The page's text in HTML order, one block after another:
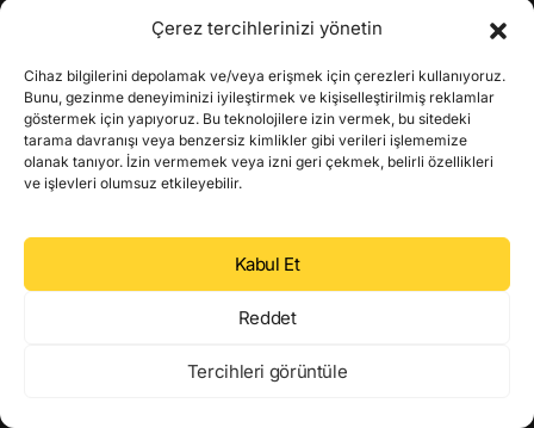
Çerez tercihlerinizi yönetin
Cihaz bilgilerini depolamak ve/veya erişmek için çerezleri kullanıyoruz.
Bunu, gezinme deneyiminizi iyileştirmek ve kişiselleştirilmiş reklamlar
göstermek için yapıyoruz. Bu teknolojilere izin vermek, bu sitedeki
tarama davranışı veya benzersiz kimlikler gibi verileri işlememize
olanak tanıyor. İzin vermemek veya izni geri çekmek, belirli özellikleri
ve işlevleri olumsuz etkileyebilir.
Kabul Et
Reddet
Tercihleri görüntüle
silebilir. Bu nedenle, sadece burada yer alan bilgilere
uygun sonuçlar doğurmayabilir. Bu sitedeki
yorumlardan, eksik bilgi ve/veya güncel olmama gibi
konularda ortaya çıkabilecek zararlardan Ninja
News ve çalışanlarının herhangi bir sorumluluğu
bulunmamaktadır.
Ethereum (ETH) Haberleri
Altcoin Haberleri
Makro Ekonomi Haberleri